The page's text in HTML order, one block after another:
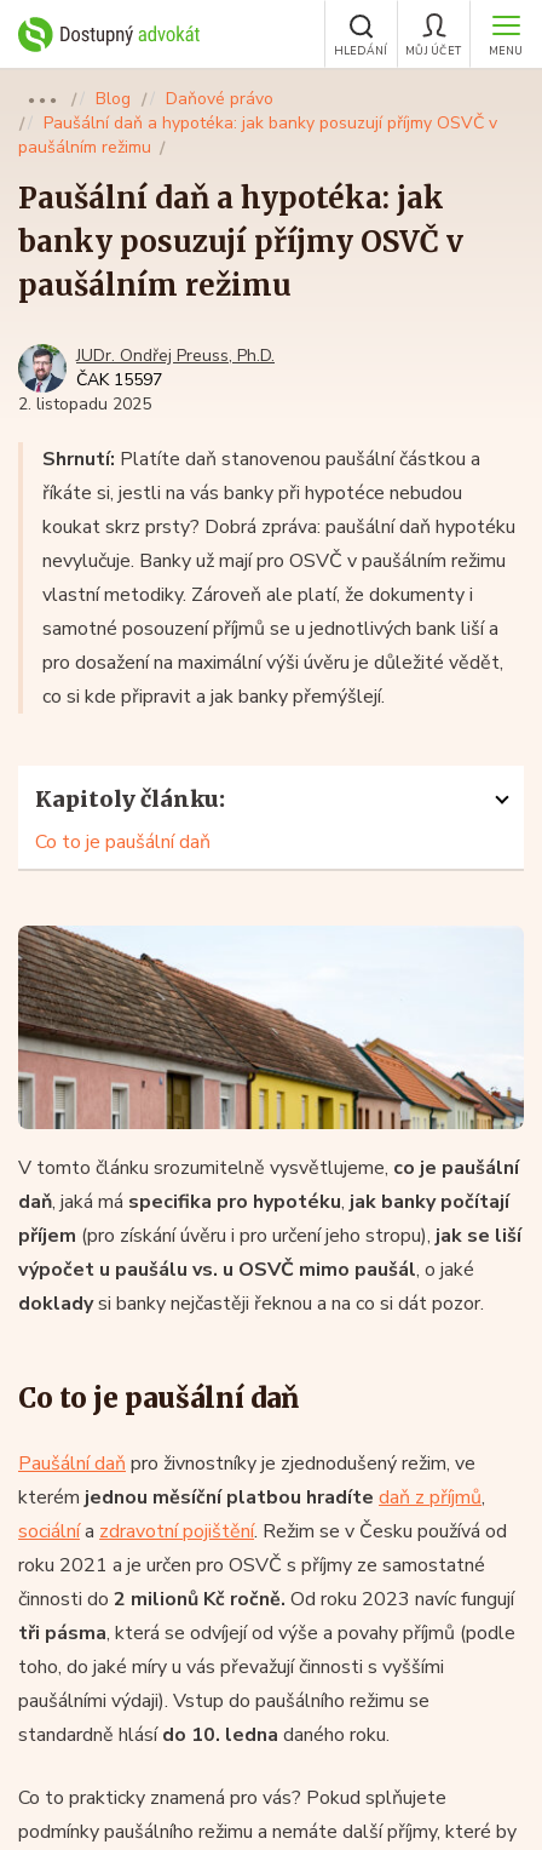
MENU
MŮJ ÚČET
HLEDÁNÍ
●●● Blog
Daňové právo
Paušální daň a hypotéka: jak banky posuzují příjmy OSVČ v
paušálním režimu
Paušální daň a hypotéka: jak
banky posuzují příjmy OSVČ v
paušálním režimu
JUDr. Ondřej Preuss, Ph.D.
ČAK 15597
2. listopadu 2025
Shrnutí: Platíte daň stanovenou paušální částkou a
říkáte si, jestli na vás banky při hypotéce nebudou
koukat skrz prsty? Dobrá zpráva: paušální daň hypotéku
nevylučuje. Banky už mají pro OSVČ v paušálním režimu
vlastní metodiky. Zároveň ale platí, že dokumenty i
samotné posouzení příjmů se u jednotlivých bank liší a
pro dosažení na maximální výši úvěru je důležité vědět,
co si kde připravit a jak banky přemýšlejí.
Kapitoly článku:
Co to je paušální daň
V tomto článku srozumitelně vysvětlujeme, co je paušální
daň, jaká má specifika pro hypotéku, jak banky počítají
příjem (pro získání úvěru i pro určení jeho stropu), jak se liší
výpočet u paušálu vs. u OSVČ mimo paušál, o jaké
dokladysi banky nejčastěji řeknou a na co si dát pozor.
Co to je paušální daň
Paušální daň pro živnostníky je zjednodušený režim, ve
kterém jednou měsíční platbou hradíte daň z příjmů,
sociálnía zdravotní pojištění. Režim se v Česku používá od
roku 2021 a je určen pro OSVČ s příjmy ze samostatné
činnosti do 2 milionů Kč ročně. Od roku 2023 navíc fungují
tři pásma, která se odvíjejí od výše a povahy příjmů (podle
toho, do jaké míry u vás převažují činnosti s vyššími
paušálními výdaji). Vstup do paušálního režimu se
standardně hlásído 10. ledna daného roku.
Co to prakticky znamená pro vás? Pokud splňujete
podmínky paušálního režimu a nemáte další příjmy, které by